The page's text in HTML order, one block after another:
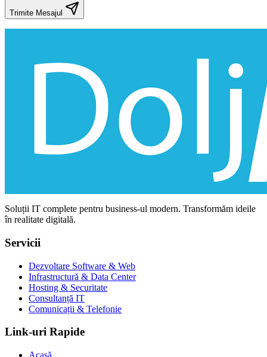
Trimite Mesajul
Soluții IT complete pentru business-ul modern. Transformăm ideile
în realitate digitală.
Servicii
Dezvoltare Software & Web
Infrastructură & Data Center
Hosting & Securitate
Consultanță IT
Comunicații & Telefonie
Link-uri Rapide